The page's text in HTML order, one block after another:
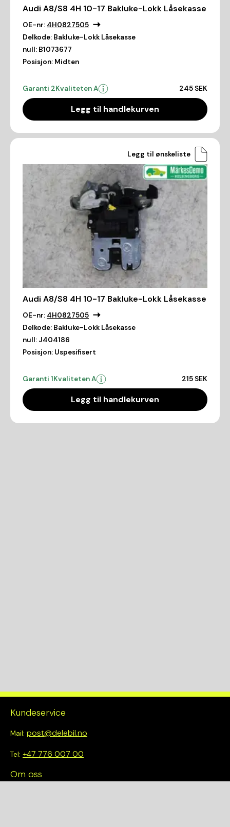
Audi A8/S8 4H 10-17 Bakluke-Lokk Låsekasse
OE-nr: 4H0827505
Delkode: Bakluke-Lokk Låsekasse
null: B1073677
Posisjon: Midten
Garanti 2Kvaliteten A 245 SEK
Legg til handlekurven
Legg til ønskeliste
Audi A8/S8 4H 10-17 Bakluke-Lokk Låsekasse
OE-nr: 4H0827505
Delkode: Bakluke-Lokk Låsekasse
null: J404186
Posisjon: Uspesifisert
Garanti 1Kvaliteten A 215 SEK
Legg til handlekurven
Kundeservice
Mail: post@delebil.no
Tel: +47 776 007 00
Om oss